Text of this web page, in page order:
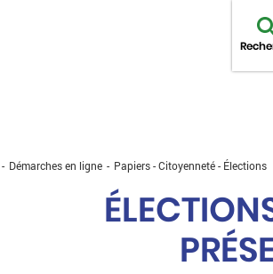
Démarches en ligne Papiers - Citoyenneté - Élections